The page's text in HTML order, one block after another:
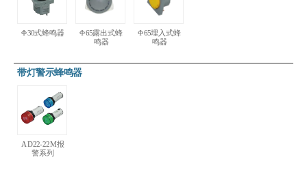
Φ30式蜂鸣器 Φ65露出式蜂
鸣器
Φ65埋入式蜂
鸣器
带灯警示蜂鸣器
AD22-22M报
警系列